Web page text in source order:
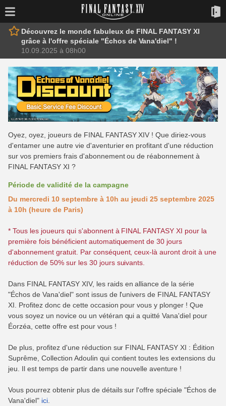
Découvrez le monde fabuleux de FINAL FANTASY XI
grâce à l'offre spéciale "Échos de Vana'diel" !
10.09.2025 à 08h00
Oyez, oyez, joueurs de FINAL FANTASY XIV ! Que diriez-vous
d'entamer une autre vie d'aventurier en profitant d'une réduction
sur vos premiers frais d'abonnement ou de réabonnement à
FINAL FANTASY XI ?
Période de validité de la campagne
Du mercredi 10 septembre à 10h au jeudi 25 septembre 2025
à 10h (heure de Paris)
* Tous les joueurs qui s'abonnent à FINAL FANTASY XI pour la
première fois bénéficient automatiquement de 30 jours
d'abonnement gratuit. Par conséquent, ceux-là auront droit à une
réduction de 50% sur les 30 jours suivants.
Dans FINAL FANTASY XIV, les raids en alliance de la série
"Échos de Vana'diel" sont issus de l'univers de FINAL FANTASY
XI. Profitez donc de cette occasion pour vous y plonger ! Que
vous soyez un novice ou un vétéran qui a quitté Vana'diel pour
Éorzéa, cette offre est pour vous !
De plus, profitez d'une réduction sur FINAL FANTASY XI : Édition
Suprême, Collection Adoulin qui contient toutes les extensions du
jeu. Il est temps de partir dans une nouvelle aventure !
Vous pourrez obtenir plus de détails sur l'offre spéciale "Échos de
Vana'diel" ici.